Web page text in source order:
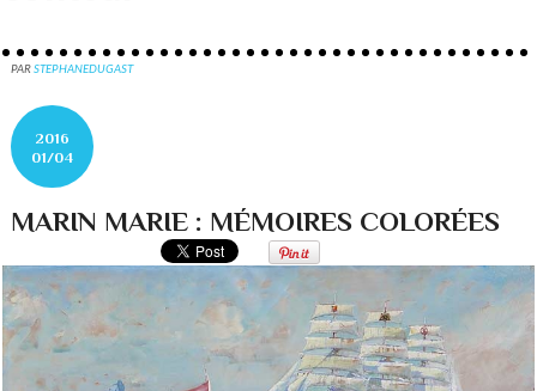
PARSTEPHANEDUGAST
2016
01/04
MARIN MARIE : MÉMOIRES COLORÉES